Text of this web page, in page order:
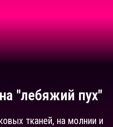
"лебяжий пух"
тканей, на молнии и